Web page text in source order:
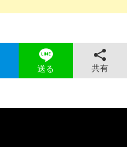
送る 共有